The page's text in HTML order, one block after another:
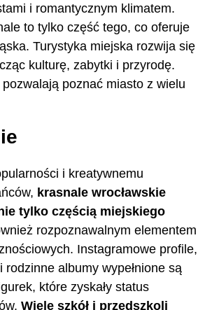
i romantycznym klimatem.
to tylko część tego, co oferuje
Turystyka miejska rozwija się
kulturę, zabytki i przyrodę.
poznać miasto z wielu
i kreatywnemu
krasnale wrocławskie
tylko częścią miejskiego
rozpoznawalnym elementem
Instagramowe profile,
rodzinne albumy wypełnione są
które zyskały status
Wiele szkół i przedszkoli